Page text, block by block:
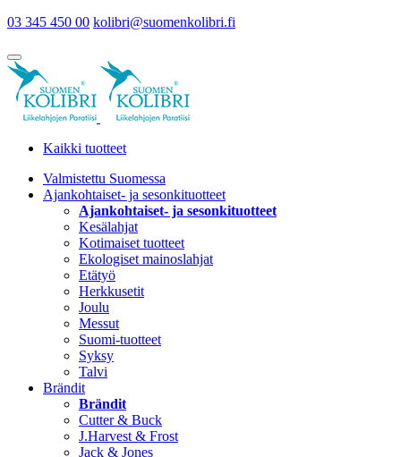
03 345 450 00 kolibri@suomenkolibri.fi
Kaikki tuotteet
Valmistettu Suomessa
Ajankohtaiset- ja sesonkituotteet
Ajankohtaiset- ja sesonkituotteet
Kesälahjat
Kotimaiset tuotteet
Ekologiset mainoslahjat
Etätyö
Herkkusetit
Joulu
Messut
Suomi-tuotteet
Syksy
Talvi
Brändit
Brändit
Cutter & Buck
J.Harvest & Frost
Jack & Jones